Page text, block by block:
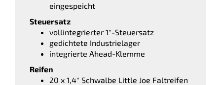
eingespeicht
Steuersatz
vollintegrierter 1″-Steuersatz
gedichtete Industrielager
integrierte Ahead-Klemme
Reifen
20 x 1,4″ Schwalbe Little Joe Faltreifen